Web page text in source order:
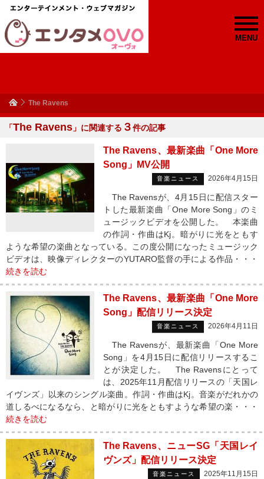
MENU
The Ravens
「The Ravens 」に関連する ３件の記事
The Ravens、最新楽曲「One More
Song」MV公開
音楽ニュース 2026年4月15日
The Ravensが、4月15日に配信スター
トした最新楽曲「One More Song」のミ
ュージックビデオを公開した。 本楽曲
の作詞・作曲はKj。暗がりに光をともす
ような希望の楽曲となっている。この度公開になったミュージック
ビデオは、映像ディレクターのYUTARO監督の手による作品・・・
続きを読む
The Ravens、最新楽曲「One More
Song」配信リリース決定
音楽ニュース 2026年4月11日
The Ravensが、最新楽曲「One More
Song」を4月15日に配信リリースするこ
とが決定した。 The Ravensにとって
は、2025年11月配信リリースの「天国レ
イヴンズ」以来のシングル楽曲。作詞・作曲はKj。音楽がだれかの
道しるべになるなら、と暗がりに光をともすような希望の楽・・・
続きを読む
The Ravens、ニューSG「天国レイ
ヴンズ」配信リリース決定
音楽ニュース 2025年11月15日